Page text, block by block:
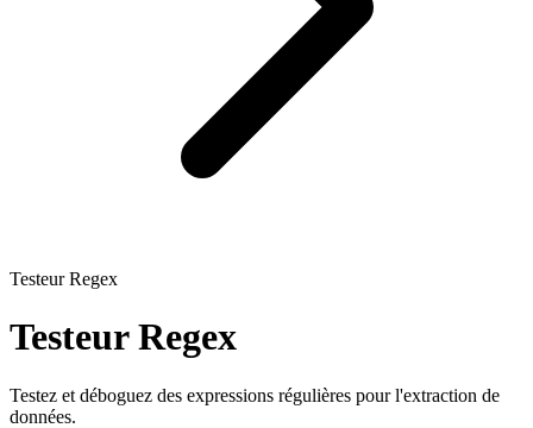
Testeur Regex
Testeur Regex
Testez et déboguez des expressions régulières pour l'extraction de
données.